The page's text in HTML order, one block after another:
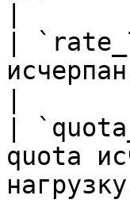
|
|
quota